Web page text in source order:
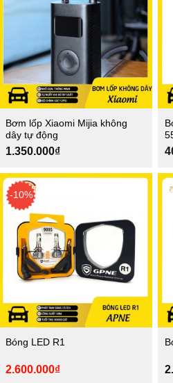
Bơm lốp Xiaomi Mijia không
dây tự động
1.350.000₫
-10%
Bóng LED R1
Giá
2.600.000₫Giá